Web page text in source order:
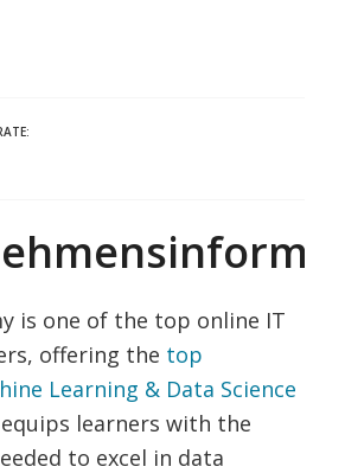
is one of the top online IT
offering the top
Learning & Data Science
learners with the
to excel in data